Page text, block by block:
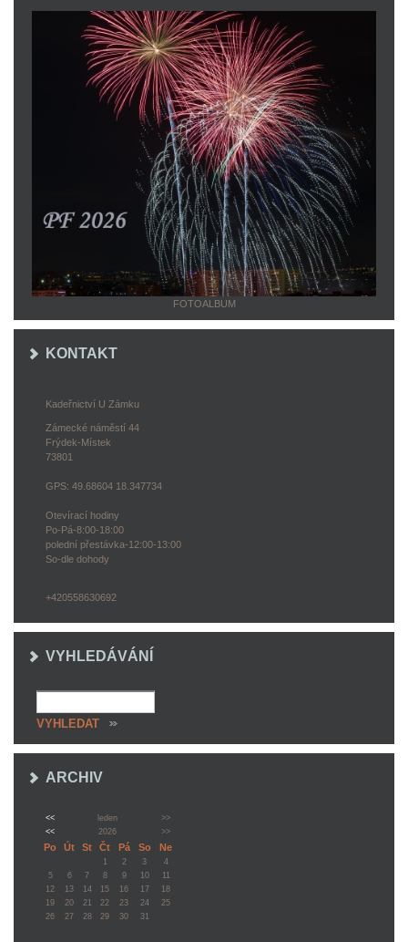
FOTOALBUM
KONTAKT
Kadeřnictví U Zámku
Zámecké náměstí 44
Frýdek-Místek
73801
GPS: 49.68604 18.347734
Otevírací hodiny
Po-Pá-8:00-18:00
polední přestávka-12:00-13:00
So-dle dohody
+420558630692
VYHLEDÁVÁNÍ
ARCHIV
<< leden
>>
<<
2026 >>
Po Út St Čt Pá So Ne
1 2 3
4
5
6 7 8 9 10
11
12
13 14 15 16 17
18
19
20 21 22 23 24
25
26
27 28 29 30 31